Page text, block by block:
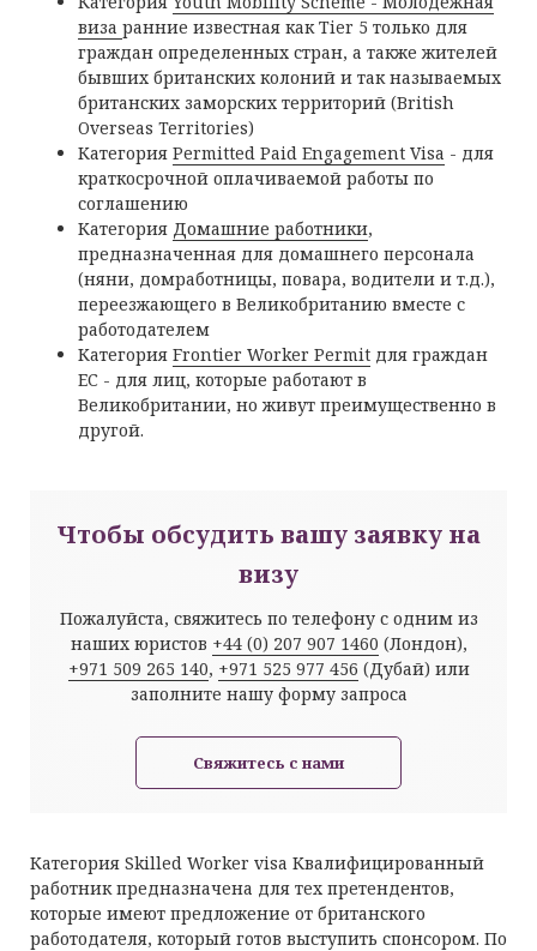
виза ранние известная как Тier 5 только для
граждан определенных стран, а также жителей
бывших британских колоний и так называемых
британских заморских территорий (British
Overseas Territories)
Категория Permitted Paid Engagement Visa - для
краткосрочной оплачиваемой работы по
соглашению
Категория Домашние работники,
предназначенная для домашнего персонала
(няни, домработницы, повара, водители и т.д.),
переезжающего в Великобританию вместе с
работодателем
Категория Frontier Worker Permit для граждан
ЕС - для лиц, которые работают в
Великобритании, но живут преимущественно в
другой.
Чтобы обсудить вашу заявку на
визу
Пожалуйста, свяжитесь по телефону с одним из
наших юристов +44 (0) 207 907 1460 (Лондон),
+971 509 265 140, +971 525 977 456 (Дубай) или
заполните нашу форму запроса
Свяжитесь с нами
Категория Skilled Worker visa Квалифицированный
работник предназначена для тех претендентов,
которые имеют предложение от британского
работодателя, который готов выступить спонсором. По